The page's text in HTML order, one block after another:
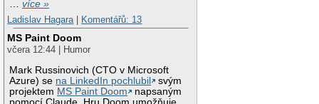
…více »
Ladislav Hagara
Komentářů: 13
MS Paint Doom
včera 12:44 | Humor
Mark Russinovich (CTO v Microsoft
Azure) se na LinkedIn pochlubil
svým
projektem MS Paint Doom
napsaným